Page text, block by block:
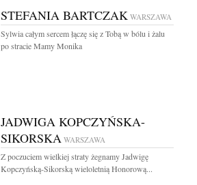
STEFANIA BARTCZAK WARSZAWA
Sylwia całym sercem łączę się z Tobą w bólu i żalu
po stracie Mamy Monika
JADWIGA KOPCZYŃSKA-
SIKORSKA WARSZAWA
Z poczuciem wielkiej straty żegnamy Jadwigę
Kopczyńską-Sikorską wieloletnią Honorową...